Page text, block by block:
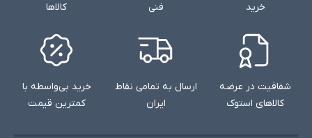
خرید
فنی
کالاها
شفافیت در عرضه
کالاهای استوک
ارسال به تمامی نقاط
ایران
خرید بی‌واسطه با
کمترین قیمت